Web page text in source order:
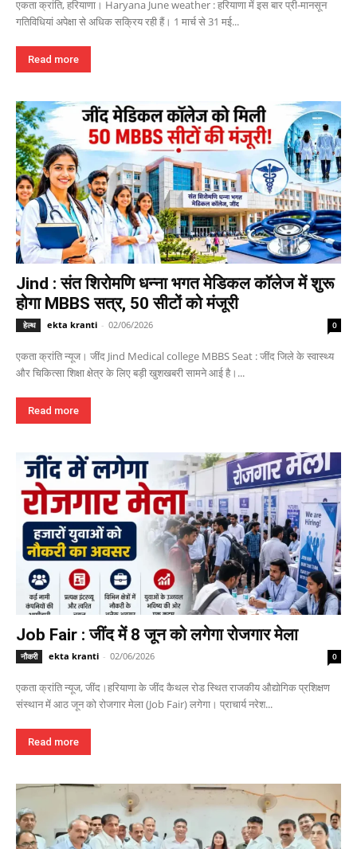
एकता क्रांति, हरियाणा। Haryana June weather : हरियाणा में इस बार प्री-मानसून
गतिविधियां अपेक्षा से अधिक सक्रिय रही हैं। 1 मार्च से 31 मई...
Read more
Jind : संत शिरोमणि धन्ना भगत मेडिकल कॉलेज में शुरू
होगा MBBS सत्र, 50 सीटों को मंजूरी
हेल्थ ekta kranti - 02/06/2026 0
एकता क्रांति न्यूज। जींद Jind Medical college MBBS Seat : जींद जिले के स्वास्थ्य
और चिकित्सा शिक्षा क्षेत्र के लिए बड़ी खुशखबरी सामने आई है।...
Read more
Job Fair : जींद में 8 जून को लगेगा रोजगार मेला
नौकरी ekta kranti - 02/06/2026 0
एकता क्रांति न्यूज, जींद।हरियाणा के जींद कैथल रोड स्थित राजकीय औद्योगिक प्रशिक्षण
संस्थान में आठ जून को रोजगार मेला (Job Fair) लगेगा। प्राचार्य नरेश...
Read more